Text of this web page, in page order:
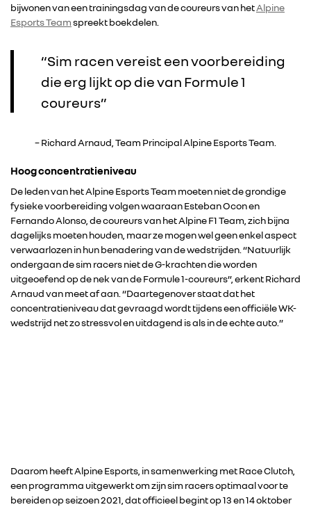
bijwonen van een trainingsdag van de coureurs van hetAlpine
Esports Teamspreekt boekdelen.
“Sim racen vereist een voorbereiding
die erg lijkt op die van Formule 1
coureurs”
– Richard Arnaud, Team Principal Alpine Esports Team.
Hoog concentratieniveau
De leden van het Alpine Esports Team moeten niet de grondige
fysieke voorbereiding volgen waaraan Esteban Ocon en
Fernando Alonso, de coureurs van het Alpine F1 Team, zich bijna
dagelijks moeten houden, maar ze mogen wel geen enkel aspect
verwaarlozen in hun benadering van de wedstrijden. “Natuurlijk
ondergaan de sim racers niet de G-krachten die worden
uitgeoefend op de nek van de Formule 1-coureurs”, erkent Richard
Arnaud van meet af aan. “Daartegenover staat dat het
concentratieniveau dat gevraagd wordt tijdens een officiële WK-
wedstrijd net zo stressvol en uitdagend is als in de echte auto.”
Daarom heeft Alpine Esports, in samenwerking met Race Clutch,
een programma uitgewerkt om zijn sim racers optimaal voor te
bereiden op seizoen 2021, dat officieel begint op 13 en 14 oktober